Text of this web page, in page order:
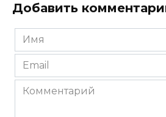
Добавить
Имя
*
Email
*
Комментарий